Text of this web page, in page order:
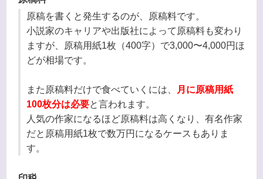
原稿を書くと発生するのが、原稿料です。
小説家のキャリアや出版社によって原稿料も変わり
ますが、原稿用紙1枚（400字）で3,000〜4,000円ほ
どが相場です。
また原稿料だけで食べていくには、
月に原稿用紙
100枚分は必要と言われます。
人気の作家になるほど原稿料は高くなり、有名作家
だと原稿用紙1枚で数万円になるケースもありま
す。